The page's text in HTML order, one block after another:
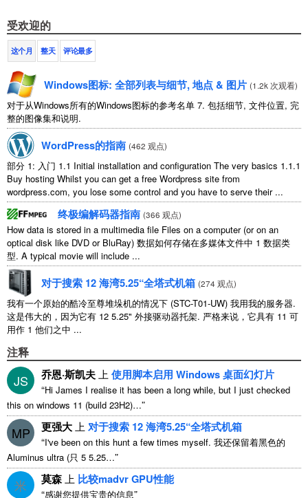
受欢迎的
这个月 整天 评论最多
Windows图标: 全部列表与细节, 地点 & 图片 (1.2k 次观看)
对于从Windows所有的Windows图标的参考名单 7. 包括细节, 文件位置, 完
整的图像集和说明.
WordPress的指南 (462 观点)
部分 1: 入门 1.1 Initial installation and configuration The very basics 1.1.1
Buy hosting Whilst you can get a free Wordpress site from
wordpress.com, you lose some control and you have to serve their...
终极编解码器指南 (366 观点)
How data is stored in a multimedia file Files on a computer(or on an
optical disk like DVD or BluRay) 数据如何存储在多媒体文件中 1 数据类
型. A typical movie will include ...
对于搜索 12 海湾5.25“全塔式机箱 (274 观点)
我有一个原始的酷冷至尊堆垛机的情况下 (STC-T01-UW) 我用我的服务器.
这是伟大的，因为它有 12 5.25" 外接驱动器托架. 严格来说，它具有 11 可
用作 1 他们之中 ...
注释
JS 乔恩·斯凯夫上使用脚本启用 Windows 桌面幻灯片
“Hi James I realise it has been a long while, but I just checked
this on windows 11 (build 23H2)…”
MP 更强大上对于搜索 12 海湾5.25“全塔式机箱
“I've been on this hunt a few times myself. 我还保留着黑色的
Aluminus ultra (只 5 5.25…”
米 莫森上 比较madvr GPU性能
“感谢您提供宝贵的信息”